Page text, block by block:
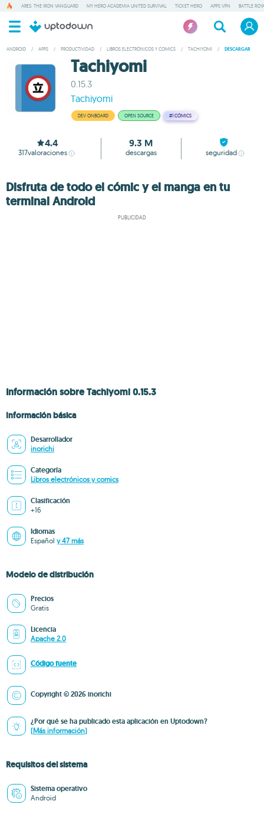
ARES: THE IRON VANGUARD MY HERO ACADEMIA UNITED SURVIVAL TICKET HERO APPS VPN BATTLE
ANDROID / APPS / PRODUCTIVIDAD / LIBROS ELECTRÓNICOS Y COMICS / TACHIYOMI / DESCARGAR
Tachiyomi
0.15.3
Tachiyomi
DEV ONBOARD OPEN SOURCE #1 CÓMICS
4.4
317valoraciones
9.3 M
descargas seguridad
Disfruta de todo el cómic y el manga en tu
terminal Android
PUBLICIDAD
Información sobre Tachiyomi 0.15.3
Información básica
Desarrollador
inorichi
Categoría
Libros electrónicos y comics
Clasificación
+16
Idiomas
Español y 47 más
Modelo de distribución
Precios
Gratis
Licencia
Apache 2.0
Código fuente
Copyright © 2026 inorichi
¿Por qué se ha publicado esta aplicación en Uptodown?
(Más información)
Requisitos del sistema
Sistema operativo
Android